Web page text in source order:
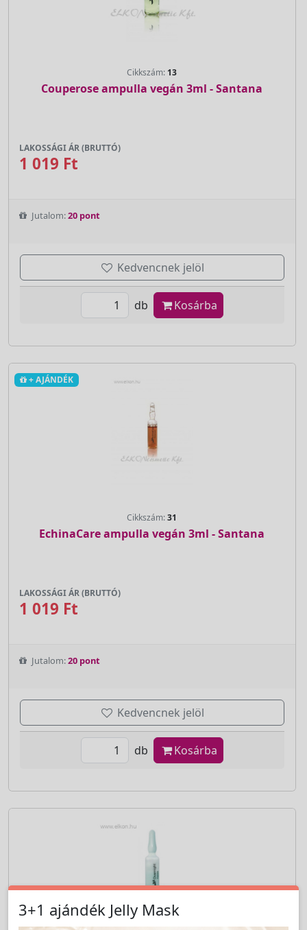
Cikkszám: 13
Couperose ampulla vegán 3ml - Santana
LAKOSSÁGI ÁR (BRUTTÓ)
1 019 Ft
Jutalom:20 pont
Kedvencnek jelöl
db Kosárba
+ AJÁNDÉK
Cikkszám:31
EchinaCare ampulla vegán 3ml - Santana
LAKOSSÁGI ÁR (BRUTTÓ)
1 019 Ft
Jutalom:20 pont
Kedvencnek jelöl
db Kosárba
3+1 ajándék Jelly Mask